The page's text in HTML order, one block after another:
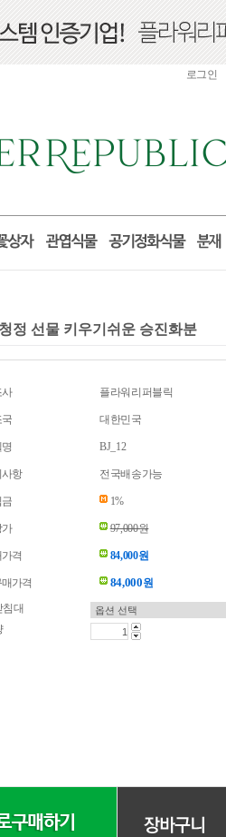
로그인
정 선물 키우기쉬운 승진화분
플라워리퍼블릭
대한민국
명 BJ_12
사항 전국배송가능
금 1%
가 97,000원
격 84,000원
가격 84,000원
침대